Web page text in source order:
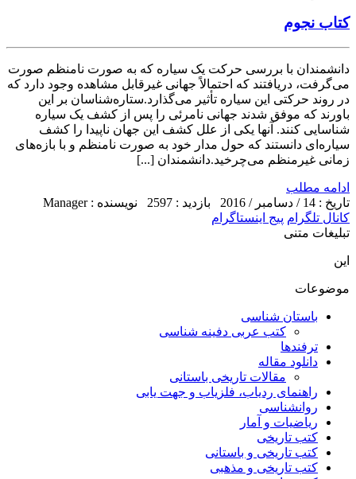
کتاب نجوم
دانشمندان با بررسی حرکت یک سیاره که به صورت نامنظم صورت
می‌گرفت، دریافتند که احتمالاً جهانی غیرقابل مشاهده وجود دارد که
در روند حرکتی این سیاره تأثیر می‌گذارد.ستاره‌شناسان بر این
باورند که موفق شدند جهانی نامرئی را پس از کشف یک سیاره‌
شناسایی کنند. آنها یکی از علل کشف این جهان ناپیدا را کشف
سیاره‌ای دانستند که حول مدار خود به صورت نامنظم و با بازه‌های
زمانی غیرمنظم می‌چرخید.دانشمندان [...]
ادامه مطلب
تاریخ : 14 / دسامبر / 2016
بازدید : 2597
نویسنده : Manager
کانال تلگرام پیج اینستاگرام
تبلیغات متنی
این
موضوعات
باستان شناسی
کتب عربی دفینه شناسی
ترفندها
دانلود مقاله
مقالات تاریخی باستانی
راهنمای ردیاب، فلزیاب و جهت یابی
روانشناسی
ریاضیات و آمار
کتب تاریخی
کتب تاریخی و باستانی
کتب تاریخی و مذهبی